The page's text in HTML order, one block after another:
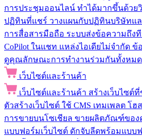
การประชุมออนไลน์ ทำได้มากขึ้นด้วย
ปฏิทินที่แชร์ วางแผนกับปฏิทินบริษัทแ
การสื่อสารมือถือ ระบบส่งข้อความถึง
CoPilot ในแชท แหล่งไอเดียไม่จำกัด
ดูคุณลักษณะการทำงานร่วมกันทั้งหมด
เว็บไซต์และร้านค้า
เว็บไซต์และร้านค้า สร้างเว็บไซต์
ตัวสร้างเว็บไซต์ ใช้ CMS เทมเพลต โ
การขายบนโซเชียล ขายผลิตภัณฑ์ของคุณ
แบบฟอร์มเว็บไซต์ ดักจับลีดพร้อมแบบ